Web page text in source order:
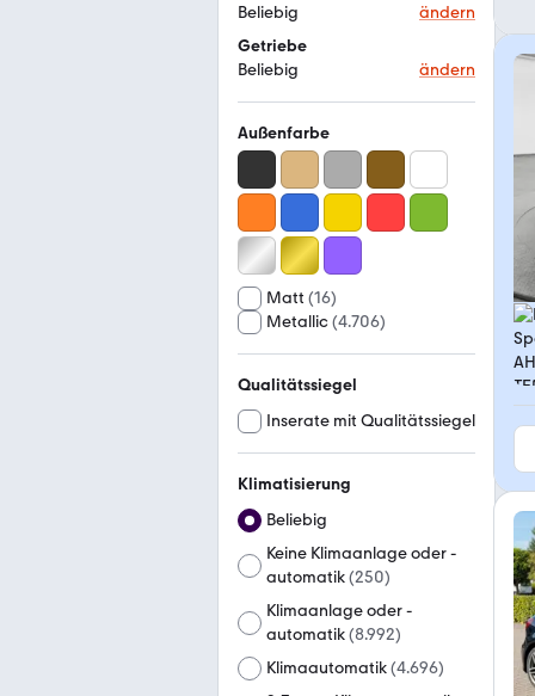
Beliebig
ändern
Getriebe
Beliebig
ändern
Außenfarbe
Matt (16)
Metallic(4.706)
Qualitätssiegel
Inserate mit Qualitätssiegel
Klimatisierung
Beliebig
Keine Klimaanlage oder -
automatik(250)
Klimaanlage oder -
automatik(8.992)
Klimaautomatik(4.696)